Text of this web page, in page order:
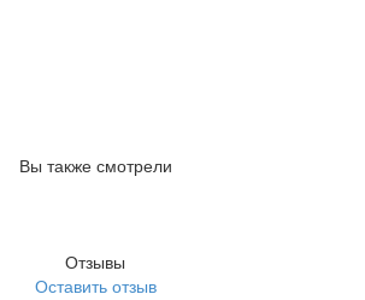
Вы также смотрели
Отзывы
Оставить отзыв